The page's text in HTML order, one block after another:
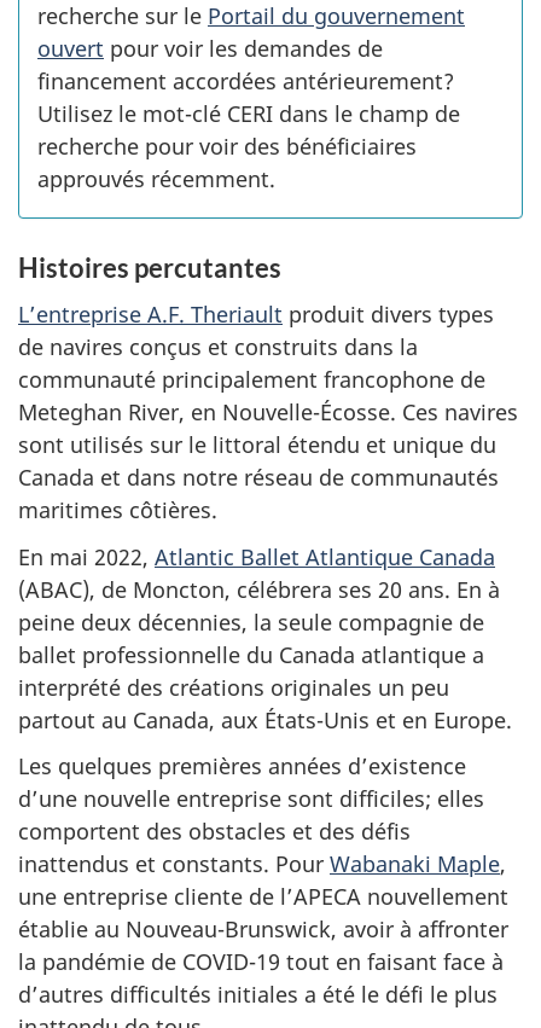
recherche sur le Portail du gouvernement
ouvert pour voir les demandes de
financement accordées antérieurement?
Utilisez le mot-clé CERI dans le champ de
recherche pour voir des bénéficiaires
approuvés récemment.
Histoires percutantes
L’entreprise A.F. Theriault produit divers types
de navires conçus et construits dans la
communauté principalement francophone de
Meteghan River, en Nouvelle-Écosse. Ces navires
sont utilisés sur le littoral étendu et unique du
Canada et dans notre réseau de communautés
maritimes côtières.
En mai 2022, Atlantic Ballet Atlantique Canada
(ABAC), de Moncton, célébrera ses 20 ans. En à
peine deux décennies, la seule compagnie de
ballet professionnelle du Canada atlantique a
interprété des créations originales un peu
partout au Canada, aux États-Unis et en Europe.
Les quelques premières années d’existence
d’une nouvelle entreprise sont difficiles; elles
comportent des obstacles et des défis
inattendus et constants. Pour Wabanaki Maple,
une entreprise cliente de l’APECA nouvellement
établie au Nouveau-Brunswick, avoir à affronter
la pandémie de COVID-19 tout en faisant face à
d’autres difficultés initiales a été le défi le plus